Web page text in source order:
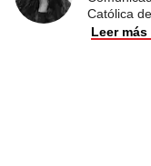
Católica
Leer más